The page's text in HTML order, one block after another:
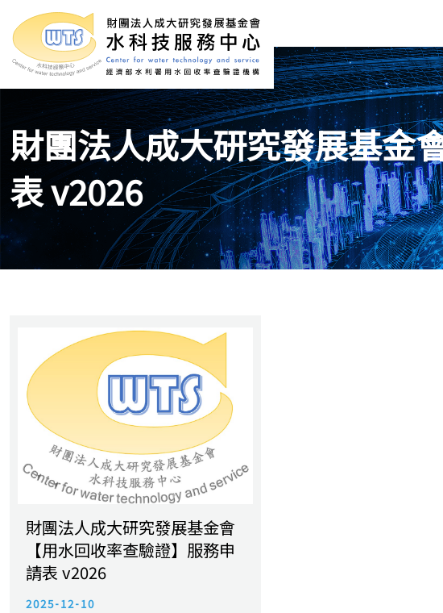
財團法人成大研究發展基金
表 v2026
財團法人成大研究發展基金會
【用水回收率查驗證】服務申
請表 v2026
2025-12-10